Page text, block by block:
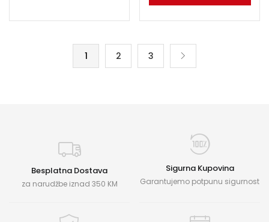
1 2 3
Besplatna Dostava
za narudžbe iznad 350 KM
Sigurna Kupovina
Garantujemo potpunu sigurnost